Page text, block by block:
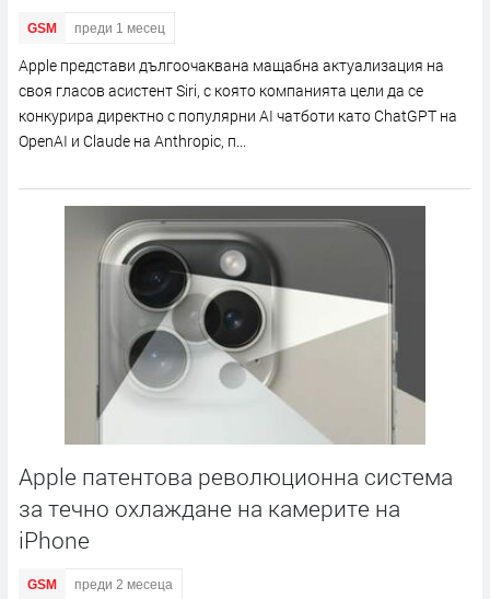
GSM преди 1 месец
Apple представи дългоочаквана мащабна актуализация на
своя гласов асистент Siri, с която компанията цели да се
конкурира директно с популярни AI чатботи като ChatGPT на
OpenAI и Claude на Anthropic, п...
Apple патентова революционна система
за течно охлаждане на камерите на
iPhone
GSM преди 2 месеца